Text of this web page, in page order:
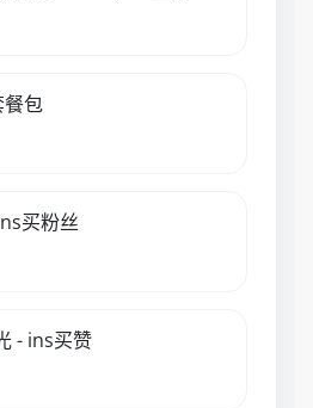
餐包
买粉丝
- ins买赞